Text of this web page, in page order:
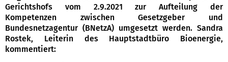
Gerichtshofs vom 2.9.2021 zur Aufteilung der
Kompetenzen zwischen Gesetzgeber und
Bundesnetzagentur (BNetzA) umgesetzt werden. Sandra
Rostek, Leiterin des Hauptstadtbüro Bioenergie,
kommentiert: